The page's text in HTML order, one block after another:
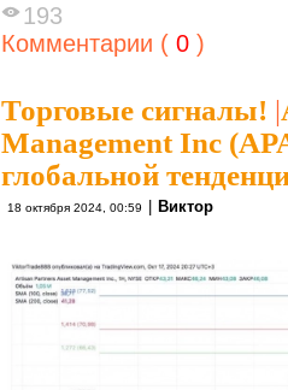
193
Комментарии ( 0 )
Торговые сигналы! |
Management Inc
глобальной
18 октября 2024, 00:59 Виктор